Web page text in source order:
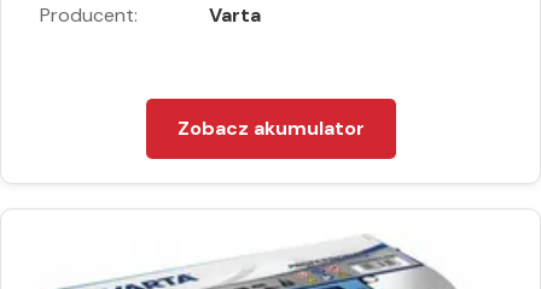
Producent: Varta
Zobacz akumulator